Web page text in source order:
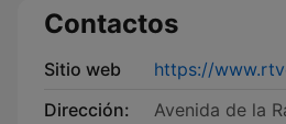
Contactos
Sitio web
https://
Dirección:
Avenida de la